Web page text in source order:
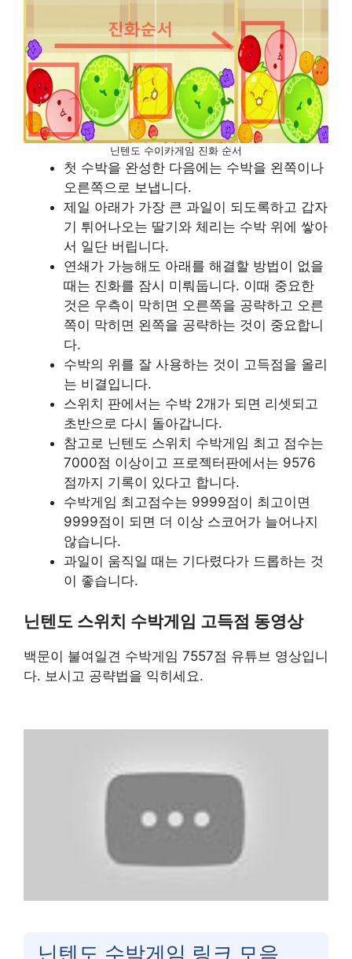
닌텐도 수이카게임 진화 순서
첫 수박을 완성한 다음에는 수박을 왼쪽이나
오른쪽으로 보냅니다.
제일 아래가 가장 큰 과일이 되도록하고 갑자
기 튀어나오는 딸기와 체리는 수박 위에 쌓아
서 일단 버립니다.
연쇄가 가능해도 아래를 해결할 방법이 없을
때는 진화를 잠시 미뤄둡니다. 이때 중요한
것은 우측이 막히면 오른쪽을 공략하고 오른
쪽이 막히면 왼쪽을 공략하는 것이 중요합니
다.
수박의 위를 잘 사용하는 것이 고득점을 올리
는 비결입니다.
스위치 판에서는 수박 2개가 되면 리셋되고
초반으로 다시 돌아갑니다.
참고로 닌텐도 스위치 수박게임 최고 점수는
7000점 이상이고 프로젝터판에서는 9576
점까지 기록이 있다고 합니다.
수박게임 최고점수는 9999점이 최고이면
9999점이 되면 더 이상 스코어가 늘어나지
않습니다.
과일이 움직일 때는 기다렸다가 드롭하는 것
이 좋습니다.
닌텐도 스위치 수박게임 고득점 동영상
백문이 불여일견 수박게임 7557점 유튜브 영상입니
다. 보시고 공략법을 익히세요.
닌텐도 수박게임 링크 모음